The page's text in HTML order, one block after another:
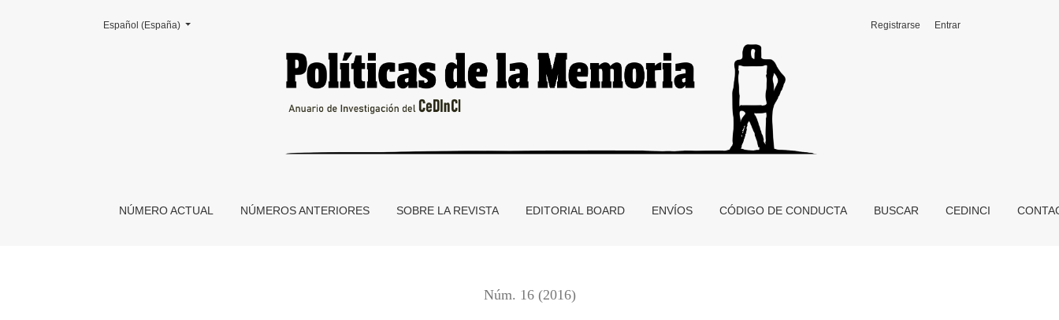
La biblioteca de Samuel Glusberg en el CeDInCI
NÚMERO ACTUAL NÚMEROS ANTERIORES SOBRE LA REVISTA EDITORIAL BOARD ENVÍOS CÓDIGO DE CONDUCTA BUSCAR CEDINCI
Registrarse Entrar
Cambiar el idioma. El actual es:
Español (España)
Núm. 16 (2016)